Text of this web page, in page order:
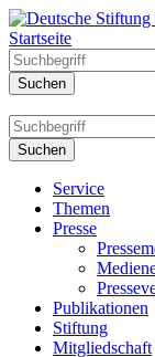
Startseite
Service
Themen
Presse
Publikationen
Stiftung
Mitgliedschaft